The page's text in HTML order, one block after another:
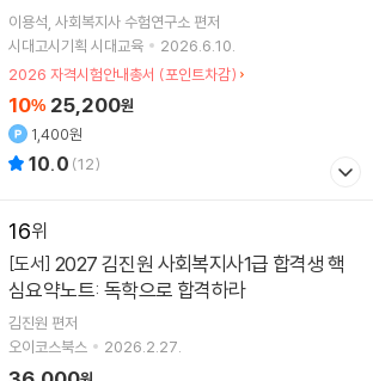
이용석 사회복지사 수험연구소 편저
시대고시기획 시대교육
2026.6.10.
2026 자격시험안내총서 (포인트차감)
10% 25,200원
1,400원
10.0 (12)
16
[도서]
심요약노트: 독학으로 합격하라
김진원 편저
오이코스북스
2026.2.27.